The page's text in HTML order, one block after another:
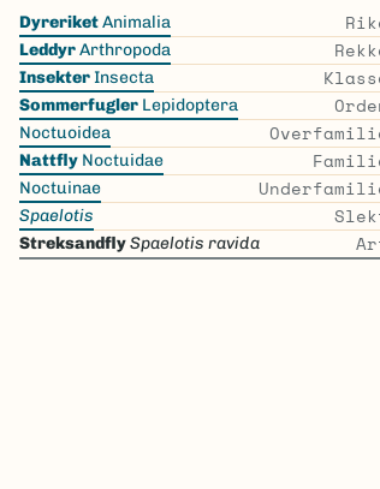
Skip
the
list
DyreriketAnimalia
LeddyrArthropoda
InsekterInsecta
Sommerfugler Lepidoptera
Noctuoidea
Nattfly Noctuidae
Noctuinae
Spaelotis
StreksandflySpaelotis ravida